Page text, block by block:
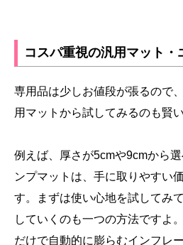
コスパ重視の汎用マット・
専用品は少しお値段が張るので
用マットから試してみるのも賢
例えば、厚さが5cmや9cmから
ンプマットは、手に取りやすい
す。まずは使い心地を試してみ
していくのも一つの方法ですよ
だけで自動的に膨らむインフレ